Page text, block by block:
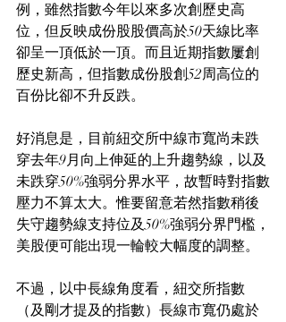
例，雖然指數今年以來多次創歷史高
位，但反映成份股股價高於50天線比率
卻呈一頂低於一頂。而且近期指數屢創
歷史新高，但指數成份股創52周高位的
百份比卻不升反跌。
好消息是，目前紐交所中線市寬尚未跌
穿去年9月向上伸延的上升趨勢線，以及
未跌穿50%強弱分界水平，故暫時對指數
壓力不算太大。惟要留意若然指數稍後
失守趨勢線支持位及50%強弱分界門檻，
美股便可能出現一輪較大幅度的調整。
不過，以中長線角度看，紐交所指數
（及剛才提及的指數）長線市寬仍處於